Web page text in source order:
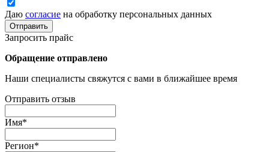
Даю согласие на обработку персональных данных
Отправить
Запросить прайс
Обращение отправлено
Наши специалисты свяжутся с вами в ближайшее время
Отправить отзыв
Имя*
Регион*